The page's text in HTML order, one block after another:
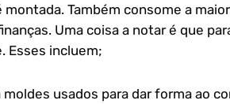
montada. Também consome a
Uma coisa a notar é que
Esses incluem;
moldes usados para dar forma ao